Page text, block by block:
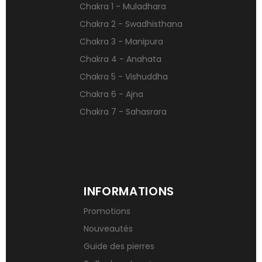
Pierres naturelles contre le stress
Signification des pierres de naissance
Chakra 1 - Muladhara
Chakra 2 - Swadhisthana
Chakra 3 - Manipura
Chakra 4 - Anahata
Chakra 5 - Vishuddha
Chakra 6 - Ajna
Chakra 7 - Sahasrara
INFORMATIONS
Promotions
Nouveautés
Guide des pierres